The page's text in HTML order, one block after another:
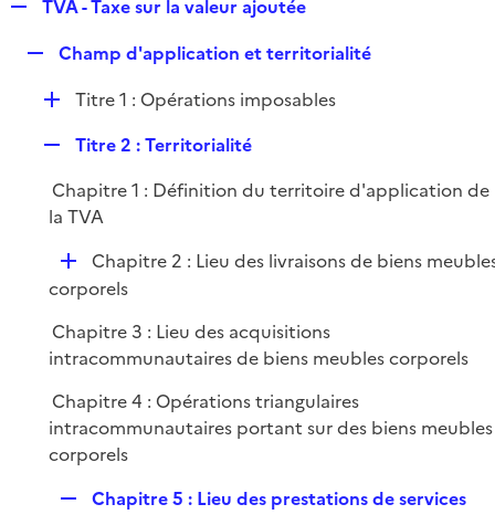
p
TVA - Taxe sur la valeur ajoutée
p
e
r
Champ d'application et territorialité
D
l
i
e
r
Titre 1 : Opérations imposables
p
i
e
r
Titre 2 : Territorialité
Chapitre 1 : Définition du territoire d'application de
la TVA
D
é
l
i
e
r
Chapitre 2 : Lieu des livraisons de biens
corporels
Chapitre 3 : Lieu des acquisitions
intracommunautaires de biens meubles corporels
Chapitre 4 : Opérations triangulaires
intracommunautaires portant sur des biens meubles
corporels
Chapitre 5 : Lieu des prestations de services